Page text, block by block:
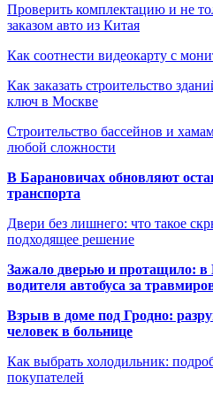
Проверить комплектацию и не
заказом авто из Китая
Как соотнести видеокарту с
Как заказать строительство
ключ в Москве
Строительство бассейнов и
любой сложности
В Барановичах обновляют
транспорта
Двери без лишнего: что такое
подходящее решение
Зажало дверью и протащило: в
водителя автобуса за
Взрыв в доме под Гродно:
человек в больнице
Как выбрать холодильник:
покупателей